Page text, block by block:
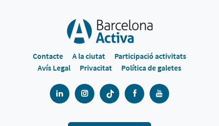
Contacte A la ciutat
Participació activitats
Avís Legal
Privacitat Política de galetes